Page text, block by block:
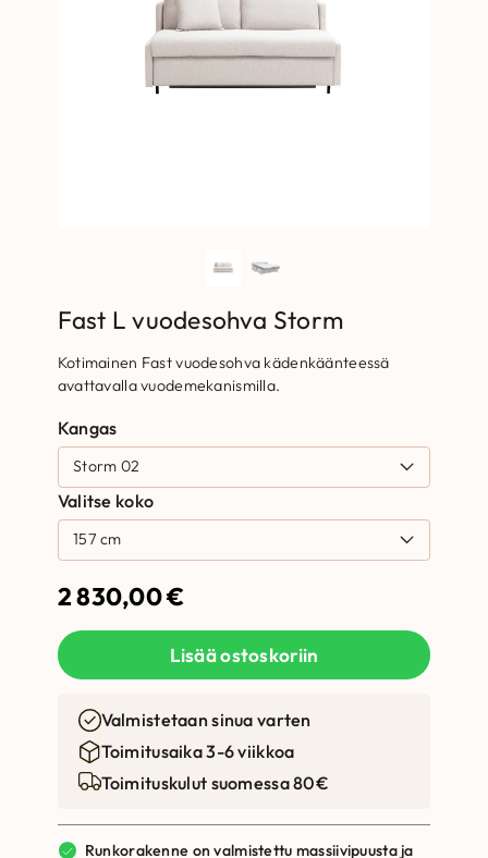
Fast L vuodesohva Storm
Kotimainen Fast vuodesohva kädenkäänteessä
avattavalla vuodemekanismilla.
Kangas
Valitse koko
2 830,00€
Lisää ostoskoriin
Valmistetaan sinua varten
Toimitusaika 3-6 viikkoa
Toimituskulut suomessa 80€
Runkorakenne on valmistettu massiivipuusta ja